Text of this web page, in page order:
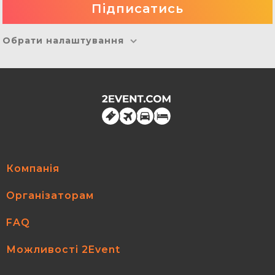
Обрати налаштування
Компанія
Організаторам
FAQ
Можливості 2Event